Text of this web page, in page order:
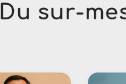
Du sur-